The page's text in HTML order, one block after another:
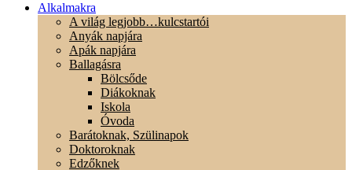
Alkalmakra
A világ legjobb…kulcstartói
Anyák napjára
Apák napjára
Ballagásra
Bölcsőde
Diákoknak
Iskola
Óvoda
Barátoknak, Szülinapok
Doktoroknak
Edzőknek